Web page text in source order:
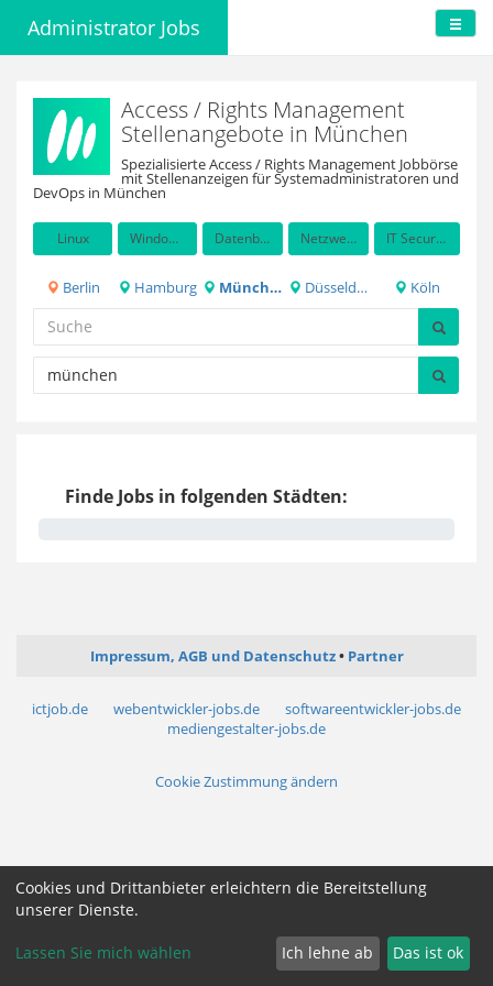
Administrator Jobs
Access / Rights Management
Stellenangebote in München
Spezialisierte Access / Rights Management Jobbörse
mit Stellenanzeigen für Systemadministratoren und
DevOps in München
Linux Windows Server Datenbanken Netzwerkadministration IT Security / Auditing
Berlin Hamburg München Düsseldorf Köln
Finde Jobs in folgenden Städten:
Impressum, AGB und Datenschutz Partner
ictjob.de webentwickler-jobs.de
softwareentwickler-jobs.de
mediengestalter-jobs.de
Cookie Zustimmung ändern
Cookies und Drittanbieter erleichtern die Bereitstellung
unserer Dienste.
Lassen Sie mich wählen Ich lehne ab Das ist ok